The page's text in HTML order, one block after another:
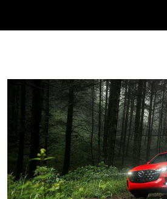
Autoanalítica IA
Estoy aquí para encontrar lo que
buscando? "Este asistente con IA
información referencial que puede